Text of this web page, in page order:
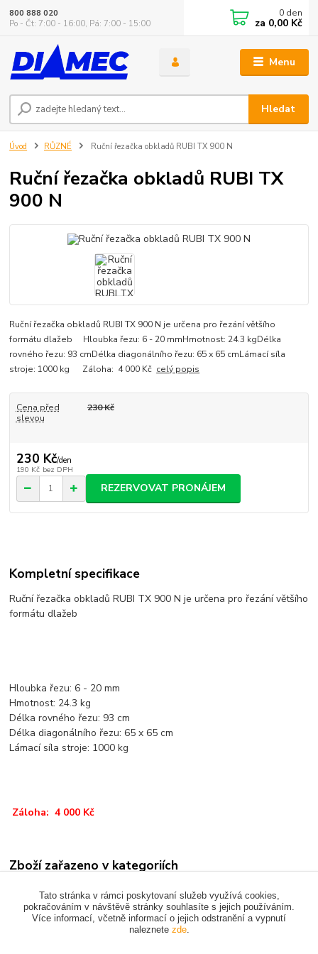
Menu
Hledat
800 888 020
Po - Čt: 7:00 - 16:00, Pá: 7:00 - 15:00
0 den
za 0,00 Kč
Úvod RŮZNÉ Ruční řezačka obkladů RUBI TX 900 N
Ruční řezačka obkladů RUBI TX
900 N
Ruční řezačka obkladů RUBI TX 900 N je určena pro řezání většího
formátu dlažeb Hloubka řezu: 6 - 20 mmHmotnost: 24.3 kgDélka
rovného řezu: 93 cmDélka diagonálního řezu: 65 x 65 cmLámací síla
stroje: 1000 kg Záloha: 4 000 Kč celý popis
Cena před
slevou
230 Kč
230 Kč/den
190 Kč bez DPH
REZERVOVAT PRONÁJEM
Kompletní specifikace
Ruční řezačka obkladů RUBI TX 900 N je určena pro řezání většího
formátu dlažeb
Hloubka řezu: 6 - 20 mm
Hmotnost: 24.3 kg
Délka rovného řezu: 93 cm
Délka diagonálního řezu: 65 x 65 cm
Lámací síla stroje: 1000 kg
Záloha: 4 000 Kč
Zboží zařazeno v kategoriích
RŮZNÉ
Tato stránka v rámci poskytovaní služeb využívá cookies,
pokračováním v návštěvě stránky souhlasíte s jejich používáním.
Více informací, včetně informací o jejich odstranění a vypnutí
naleznete zde.